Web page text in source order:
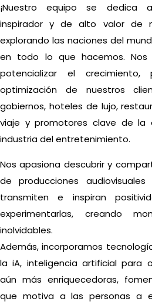
¡Nuestro equipo se dedica
inspirador y de alto valor de
explorando las naciones del
en todo lo que hacemos. Nos
potencializar el crecimiento,
optimización de nuestros
gobiernos, hoteles de lujo,
viaje y promotores clave de la
industria del entretenimiento.
Nos apasiona descubrir y
de producciones
transmiten e inspiran
experimentarlas, creando
inolvidables.
Además, incorporamos
la iA, inteligencia artificial para
aún más enriquecedoras,
que motiva a las personas a